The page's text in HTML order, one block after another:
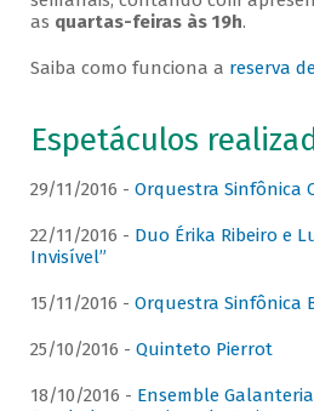
as quartas-feiras às 19h.
Saiba como funciona a reserva
Espetáculos
29/11/2016 - Orquestra Sinfônica
22/11/2016 - Duo Érika Ribeiro e
Invisível”
15/11/2016 - Orquestra Sinfônica
25/10/2016 - Quinteto Pierrot
18/10/2016 - Ensemble